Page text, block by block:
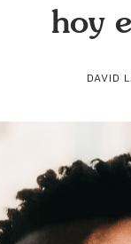
hoy
DAVID